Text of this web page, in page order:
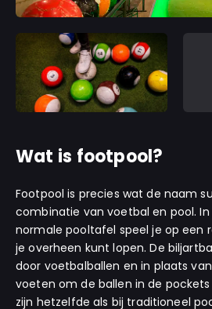
Wat is footpool?
Footpool is precies wat de naam
combinatie van voetbal en pool.
normale pooltafel speel je op een
je overheen kunt lopen. De
door voetbalballen en in plaats
voeten om de ballen in de
zijn hetzelfde als bij traditioneel